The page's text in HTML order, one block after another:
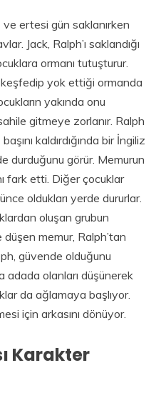
ertesi gün saklanırken
Jack, Ralph’ı saklandığı
ormanı tutuşturur.
keşfedip yok ettiği ormanda
yakında onu
gitmeye zorlanır. Ralph
kaldırdığında bir İngiliz
durduğunu görür. Memurun
fark etti. Diğer çocuklar
oldukları yerde dururlar.
oluşan grubun
memur, Ralph’tan
güvende olduğunu
adada olanları düşünerek
da ağlamaya başlıyor.
için arkasını dönüyor.
Karakter